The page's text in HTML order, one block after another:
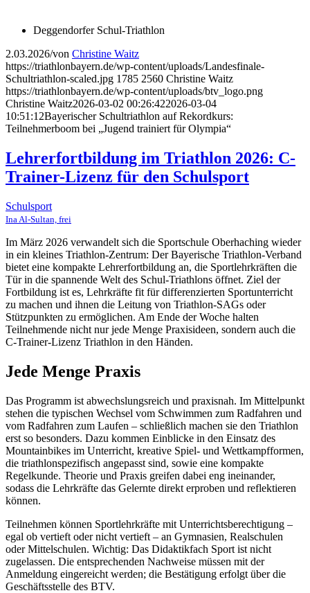
Deggendorfer Schul-Triathlon
2.03.2026/von Christine Waitz
https://triathlonbayern.de/wp-content/uploads/Landesfinale-
Schultriathlon-scaled.jpg 1785 2560 Christine Waitz
https://triathlonbayern.de/wp-content/uploads/btv_logo.png
Christine Waitz2026-03-02 00:26:422026-03-04
10:51:12Bayerischer Schultriathlon auf Rekordkurs:
Teilnehmerboom bei „Jugend trainiert für Olympia“
Lehrerfortbildung im Triathlon 2026: C-
Trainer-Lizenz für den Schulsport
Schulsport
Ina Al-Sultan, frei
Im März 2026 verwandelt sich die Sportschule Oberhaching wieder
in ein kleines Triathlon-Zentrum: Der Bayerische Triathlon-Verband
bietet eine kompakte Lehrerfortbildung an, die Sportlehrkräften die
Tür in die spannende Welt des Schul-Triathlons öffnet. Ziel der
Fortbildung ist es, Lehrkräfte fit für differenzierten Sportunterricht
zu machen und ihnen die Leitung von Triathlon-SAGs oder
Stützpunkten zu ermöglichen. Am Ende der Woche halten
Teilnehmende nicht nur jede Menge Praxisideen, sondern auch die
C-Trainer-Lizenz Triathlon in den Händen.
Jede Menge Praxis
Das Programm ist abwechslungsreich und praxisnah. Im Mittelpunkt
stehen die typischen Wechsel vom Schwimmen zum Radfahren und
vom Radfahren zum Laufen – schließlich machen sie den Triathlon
erst so besonders. Dazu kommen Einblicke in den Einsatz des
Mountainbikes im Unterricht, kreative Spiel- und Wettkampfformen,
die triathlonspezifisch angepasst sind, sowie eine kompakte
Regelkunde. Theorie und Praxis greifen dabei eng ineinander,
sodass die Lehrkräfte das Gelernte direkt erproben und reflektieren
können.
Teilnehmen können Sportlehrkräfte mit Unterrichtsberechtigung –
egal ob vertieft oder nicht vertieft – an Gymnasien, Realschulen
oder Mittelschulen. Wichtig: Das Didaktikfach Sport ist nicht
zugelassen. Die entsprechenden Nachweise müssen mit der
Anmeldung eingereicht werden; die Bestätigung erfolgt über die
Geschäftsstelle des BTV.